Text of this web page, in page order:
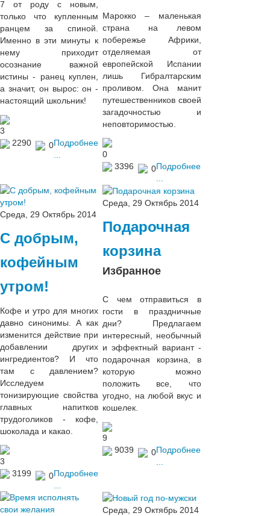
7 от роду с новым,
только что купленным
ранцем за спиной.
Именно в эти минуты к
нему приходит
осознание важной
истины - ранец куплен,
а значит, он вырос: он -
настоящий школьник!
3
2290
0Подробнее
...
Марокко – маленькая
страна на левом
побережье Африки,
отделяемая от
европейской Испании
лишь Гибралтарским
проливом. Она манит
путешественников своей
загадочностью и
неповторимостью.
0
3396
0Подробнее
Среда, 29 Октябрь 2014
С добрым,
кофейным
утром!
Кофе и утро для многих
давно синонимы. А как
изменится действие при
добавлении других
ингредиентов? И что
там с давлением?
Исследуем
тонизирующие свойства
главных напитков
трудоголиков - кофе,
шоколада и какао.
3
3199
0Подробнее
Среда, 29 Октябрь 2014
Подарочная
корзина
Избранное
С чем отправиться в
гости в праздничные
дни? Предлагаем
интересный, необычный
и эффектный вариант -
подарочная корзина, в
которую можно
положить все, что
угодно, на любой вкус и
кошелек.
9
9039
0Подробнее
...
Среда, 29 Октябрь 2014